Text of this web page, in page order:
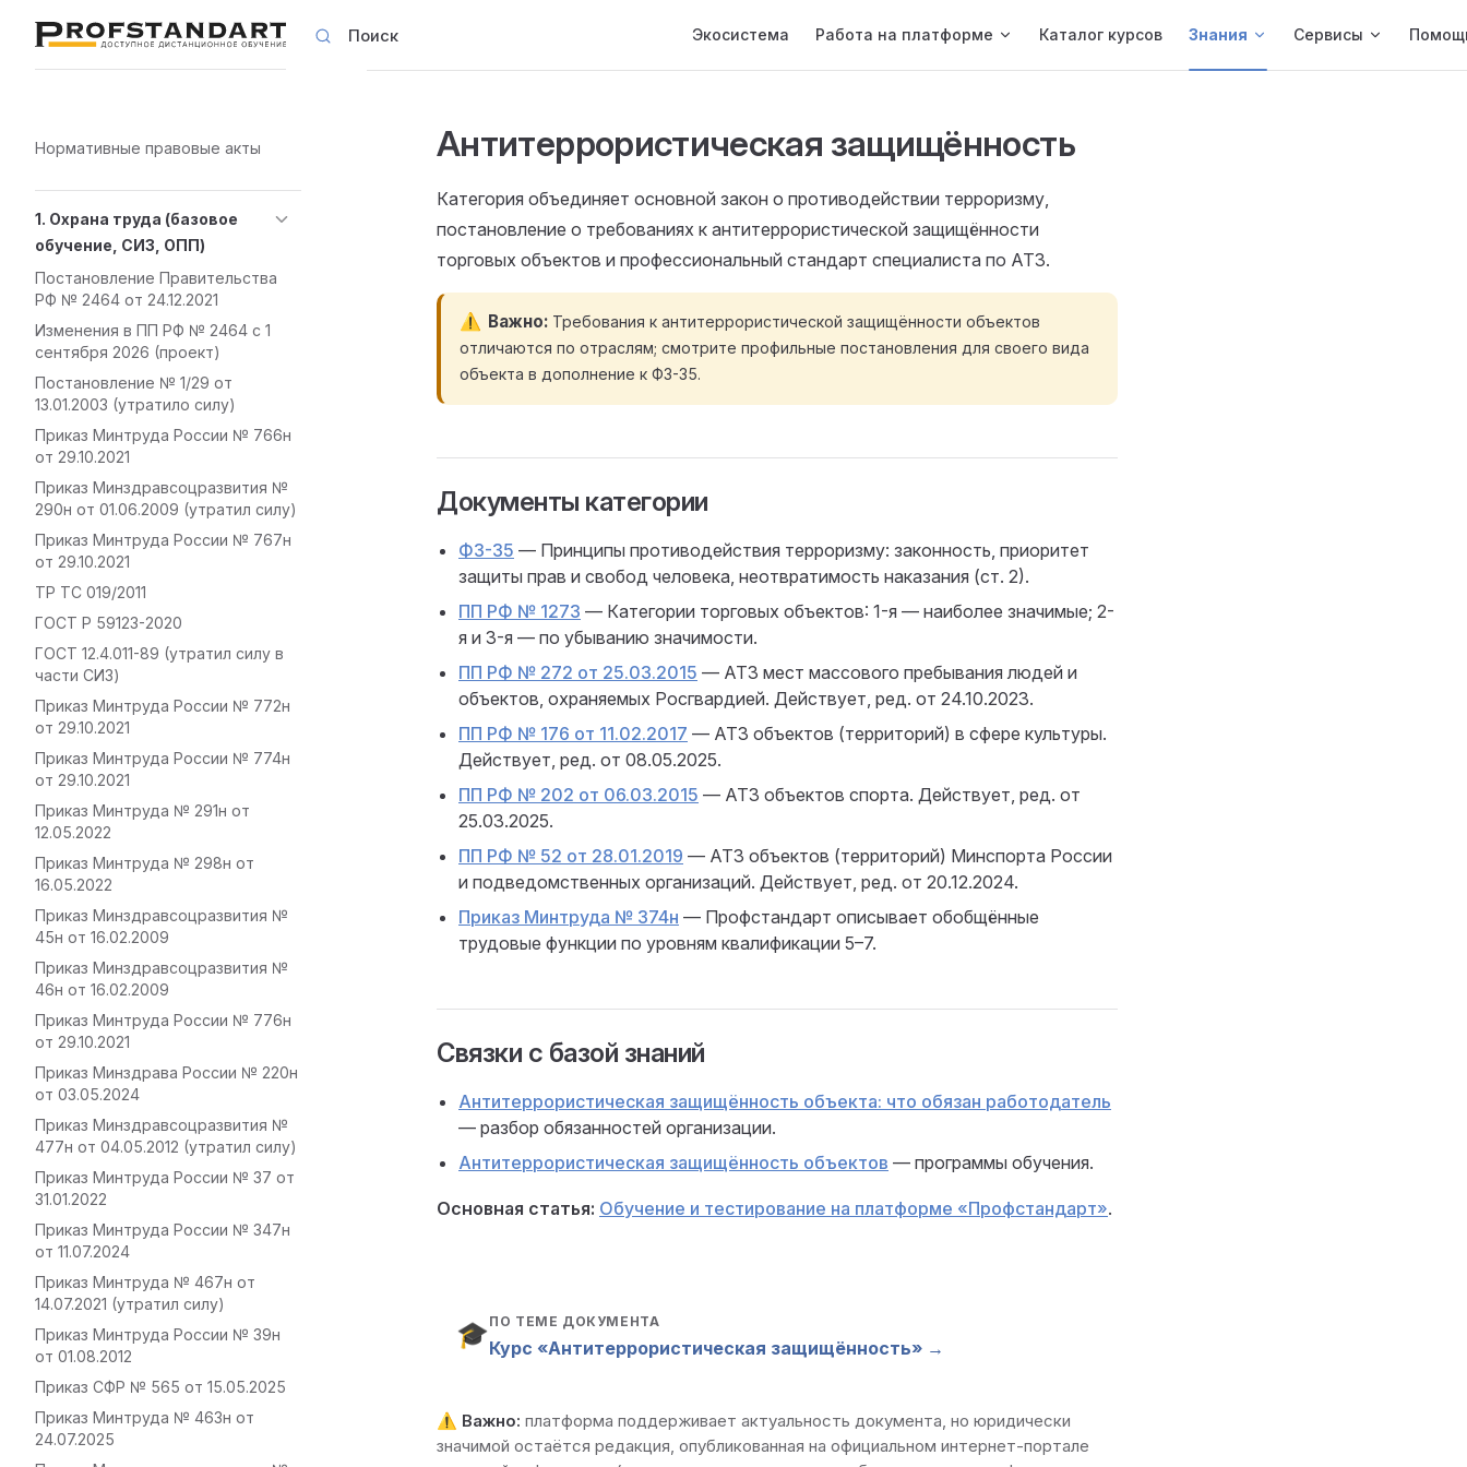
Skip to content Поиск Экосистема Работа на платформе Каталог курсов Знания Сервисы
Нормативные правовые акты
1. Охрана труда (базовое
обучение, СИЗ, ОПП)
Постановление Правительства
РФ № 2464 от 24.12.2021
Изменения в ПП РФ № 2464 с 1
сентября 2026 (проект)
Постановление № 1/29 от
13.01.2003 (утратило силу)
Приказ Минтруда России № 766н
от 29.10.2021
Приказ Минздравсоцразвития №
290н от 01.06.2009 (утратил силу)
Приказ Минтруда России № 767н
от 29.10.2021
ТР ТС 019/2011
ГОСТ Р 59123-2020
ГОСТ 12.4.011-89 (утратил силу в
части СИЗ)
Приказ Минтруда России № 772н
от 29.10.2021
Приказ Минтруда России № 774н
от 29.10.2021
Приказ Минтруда № 291н от
12.05.2022
Приказ Минтруда № 298н от
16.05.2022
Приказ Минздравсоцразвития №
45н от 16.02.2009
Приказ Минздравсоцразвития №
46н от 16.02.2009
Приказ Минтруда России № 776н
от 29.10.2021
Приказ Минздрава России № 220н
от 03.05.2024
Приказ Минздравсоцразвития №
477н от 04.05.2012 (утратил силу)
Приказ Минтруда России № 37 от
31.01.2022
Приказ Минтруда России № 347н
от 11.07.2024
Приказ Минтруда № 467н от
14.07.2021 (утратил силу)
Приказ Минтруда России № 39н
от 01.08.2012
Приказ СФР № 565 от 15.05.2025
Приказ Минтруда № 463н от
24.07.2025
Антитеррористическая защищённость
Категория объединяет основной закон о противодействии терроризму,
постановление о требованиях к антитеррористической защищённости
торговых объектов и профессиональный стандарт специалиста по АТЗ.
Важно Требования к антитеррористической защищённости объектов
отличаются по отраслям; смотрите профильные постановления для своего вида
объекта в дополнение к ФЗ-35.
Документы категории
ФЗ-35 — Принципы противодействия терроризму: законность, приоритет
защиты прав и свобод человека, неотвратимость наказания (ст. 2).
ПП РФ № 1273 — Категории торговых объектов: 1-я — наиболее значимые; 2-
я и 3-я — по убыванию значимости.
ПП РФ № 272 от 25.03.2015 — АТЗ мест массового пребывания людей и
объектов, охраняемых Росгвардией. Действует, ред. от 24.10.2023.
ПП РФ № 176 от 11.02.2017 — АТЗ объектов (территорий) в сфере культуры.
Действует, ред. от 08.05.2025.
ПП РФ № 202 от 06.03.2015 — АТЗ объектов спорта. Действует, ред. от
25.03.2025.
ПП РФ № 52 от 28.01.2019 — АТЗ объектов (территорий) Минспорта России
и подведомственных организаций. Действует, ред. от 20.12.2024.
Приказ Минтруда № 374н — Профстандарт описывает обобщённые
трудовые функции по уровням квалификации 5–7.
Связки с базой знаний
Антитеррористическая защищённость объекта: что обязан работодатель
— разбор обязанностей организации.
Антитеррористическая защищённость объектов — программы обучения.
Основная статья: Обучение и тестирование на платформе «Профстандарт».
🎓 ПО ТЕМЕ ДОКУМЕНТА
Курс «Антитеррористическая защищённость» →
⚠️ Важно: платформа поддерживает актуальность документа, но юридически
значимой остаётся редакция, опубликованная на официальном интернет-портале